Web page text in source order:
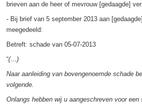
brieven aan de heer of mevrouw [gedaagde]
- Bij brief van 5 september 2013 aan
meegedeeld:
Betreft: schade van 05-07-2013
“(…)
Naar aanleiding van bovengenoemde schade
volgende.
Onlangs hebben wij u aangeschreven voor een